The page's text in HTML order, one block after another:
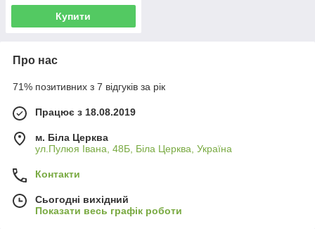
Купити
Про нас
71% позитивних з 7 відгуків за рік
Працює з 18.08.2019
м. Біла Церква
ул.Пулюя Івана, 48Б, Біла Церква, Україна
Контакти
Сьогодні вихідний
Показати весь графік роботи